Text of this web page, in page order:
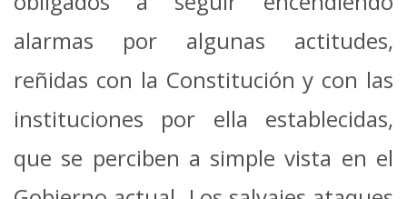
alarmas por algunas actitudes,
reñidas con la Constitución y con las
instituciones por ella establecidas,
que se perciben a simple vista en el